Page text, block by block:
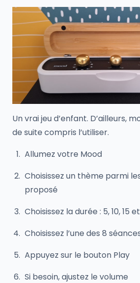
Un vrai jeu d’enfant. D’ailleurs,
de suite compris l’utiliser.
Allumez votre Mood
Choisissez un thème parmi
proposé
Choisissez la durée : 5, 10, 15
Choisissez l’une des 8
Appuyez sur le bouton Play
Si besoin, ajustez le volume